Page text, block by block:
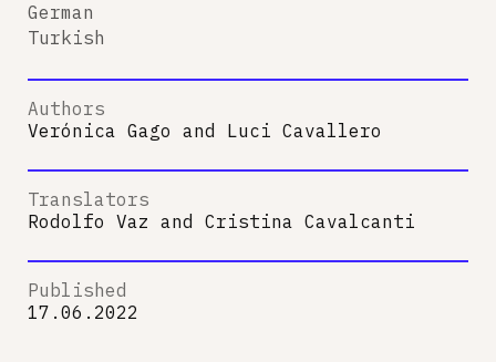
German
Turkish
Authors
Verónica Gago and Luci Cavallero
Translators
Rodolfo Vaz and Cristina Cavalcanti
Published
17.06.2022